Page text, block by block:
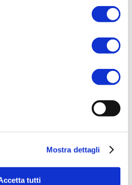
Mostra dettagli
tutti
un processo meticoloso,
per trasformare l’arte della
un’esperienza unica e